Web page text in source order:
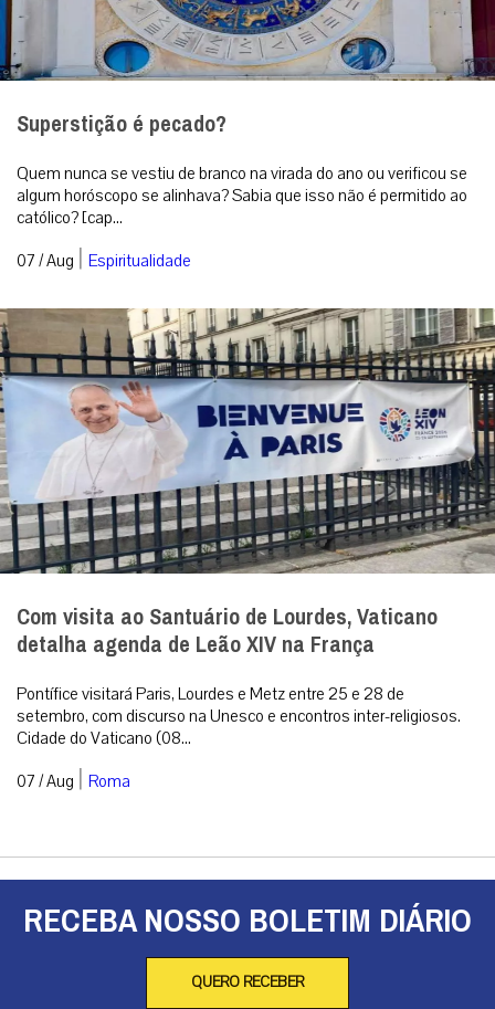
Superstição é pecado?
Quem nunca se vestiu de branco na virada do ano ou verificou se
algum horóscopo se alinhava? Sabia que isso não é permitido ao
católico? [cap...
07 / Aug | Espiritualidade
Com visita ao Santuário de Lourdes, Vaticano
detalha agenda de Leão XIV na França
Pontífice visitará Paris, Lourdes e Metz entre 25 e 28 de
setembro, com discurso na Unesco e encontros inter-religiosos.
Cidade do Vaticano (08...
07 / Aug | Roma
RECEBA NOSSO BOLETIM DIÁRIO
QUERO RECEBER